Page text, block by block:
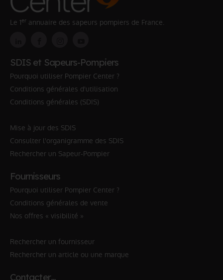
Le 1er annuaire des sapeurs pompiers de France.
SDIS et Sapeurs-Pompiers
Pourquoi utiliser Pompier Center ?
Conditions générales d'utilisation
Conditions générales (SDIS)
Mise à jour des SDIS
Consulter l'organigramme des SDIS
Rechercher un Sapeur-Pompier
Fournisseurs
Pourquoi utiliser Pompier Center ?
Conditions générales de vente
Nos offres « visibilité »
Rechercher un fournisseur
Rechercher un article ou une marque
Contacter…